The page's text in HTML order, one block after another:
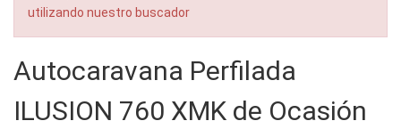
utilizando nuestro buscador
Autocaravana Perfilada
ILUSION 760 XMK de Ocasión